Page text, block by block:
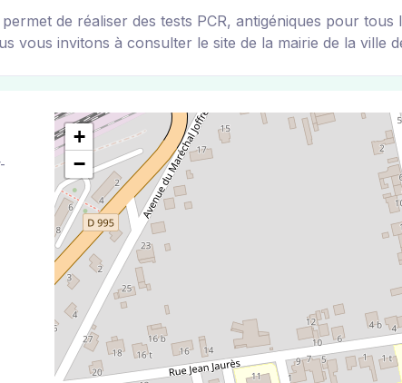
de réaliser des tests PCR, antigéniques pour
vous invitons à consulter le site de la mairie de la ville
+
−